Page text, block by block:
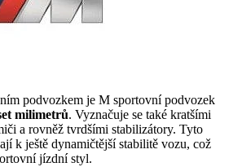
podvozkem je M sportovní podvozek
milimetrů. Vyznačuje se také kratšími
a rovněž tvrdšími stabilizátory. Tyto
k ještě dynamičtější stabilitě vozu, což
jízdní styl.